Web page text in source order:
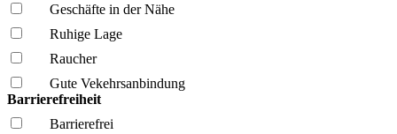
Geschäfte in der Nähe
Ruhige Lage
Raucher
Gute Vekehrsanbindung
Barrierefreiheit
Barrierefrei